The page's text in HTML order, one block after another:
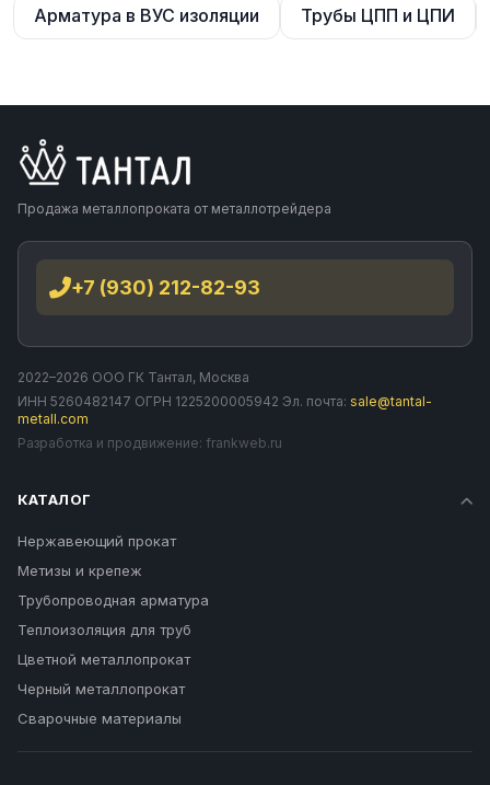
Арматура в ВУС изоляции Трубы ЦПП и ЦПИ
Продажа металлопроката от металлотрейдера
+7 (930) 212-82-93
2022–2026 ООО ГК Тантал, Москва
ИНН 5260482147 ОГРН 1225200005942 Эл. почта: sale@tantal-
metall.com
Разработка и продвижение: frankweb.ru
КАТАЛОГ
Нержавеющий прокат
Метизы и крепеж
Трубопроводная арматура
Теплоизоляция для труб
Цветной металлопрокат
Черный металлопрокат
Сварочные материалы